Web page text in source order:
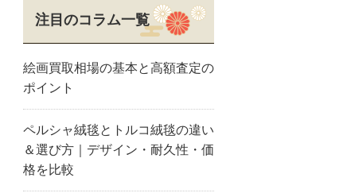
注目のコラム一覧
絵画買取相場の基本と高額査定の
ポイント
ペルシャ絨毯とトルコ絨毯の違い
＆選び方｜デザイン・耐久性・価
格を比較